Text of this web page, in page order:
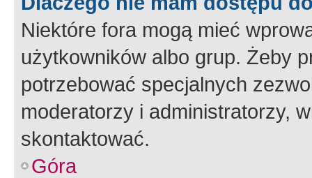
Niektóre fora mogą mieć
użytkowników albo grup. Żeby
potrzebować specjalnych
moderatorzy i administratorzy,
skontaktować.
Góra